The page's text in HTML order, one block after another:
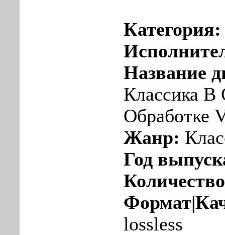
Название
Классика В
Обработке
Жанр:
Год
lossless